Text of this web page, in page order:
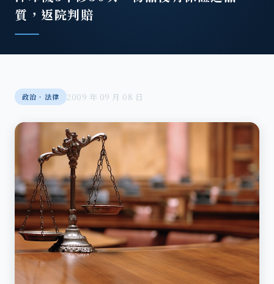
質，返院判賠
政治‧法律 2009 年 09 月 08 日